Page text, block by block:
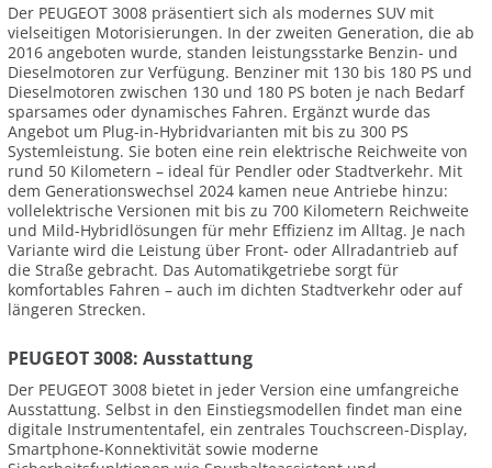
Der PEUGEOT 3008 präsentiert sich als modernes SUV mit
vielseitigen Motorisierungen. In der zweiten Generation, die ab
2016 angeboten wurde, standen leistungsstarke Benzin- und
Dieselmotoren zur Verfügung. Benziner mit 130 bis 180 PS und
Dieselmotoren zwischen 130 und 180 PS boten je nach Bedarf
sparsames oder dynamisches Fahren. Ergänzt wurde das
Angebot um Plug-in-Hybridvarianten mit bis zu 300 PS
Systemleistung. Sie boten eine rein elektrische Reichweite von
rund 50 Kilometern – ideal für Pendler oder Stadtverkehr. Mit
dem Generationswechsel 2024 kamen neue Antriebe hinzu:
vollelektrische Versionen mit bis zu 700 Kilometern Reichweite
und Mild-Hybridlösungen für mehr Effizienz im Alltag. Je nach
Variante wird die Leistung über Front- oder Allradantrieb auf
die Straße gebracht. Das Automatikgetriebe sorgt für
komfortables Fahren – auch im dichten Stadtverkehr oder auf
längeren Strecken.
PEUGEOT 3008: Ausstattung
Der PEUGEOT 3008 bietet in jeder Version eine umfangreiche
Ausstattung. Selbst in den Einstiegsmodellen findet man eine
digitale Instrumententafel, ein zentrales Touchscreen-Display,
Smartphone-Konnektivität sowie moderne